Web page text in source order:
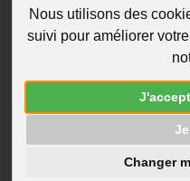
Nous utilisons des
suivi pour améliorer
Changer